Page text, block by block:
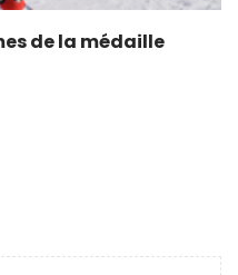
de la médaille